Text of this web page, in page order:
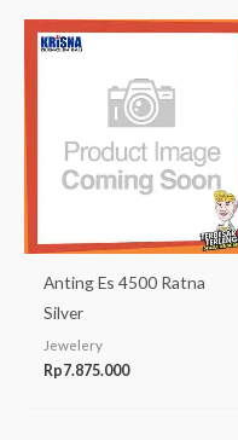
Anting Es 4500 Ratna
Silver
Jewelery
Rp7.875.000